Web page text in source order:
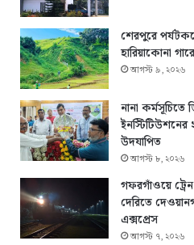
শেরপুরে
হারিয়াকোনা
আগস্ট ৯, ২০২৬
নানা কর্মসূচিতে
ইনস্টিটিউশনের
উদযাপিত
আগস্ট ৮, ২০২৬
গফরগাঁওয়ে
দেরিতে
এক্সপ্রেস
আগস্ট ৭, ২০২৬